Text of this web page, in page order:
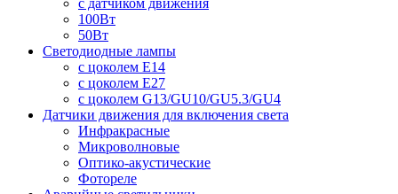
с датчиком движения
100Вт
50Вт
Светодиодные лампы
с цоколем E14
с цоколем E27
с цоколем G13/GU10/GU5.3/GU4
Датчики движения для включения света
Инфракрасные
Микроволновые
Оптико-акустические
Фотореле